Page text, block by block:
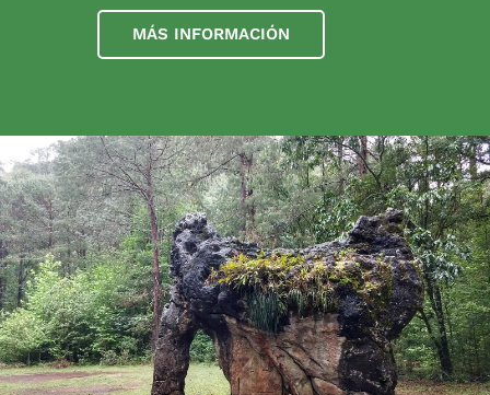
MÁS INFORMACIÓN